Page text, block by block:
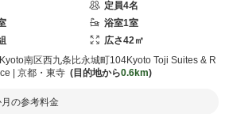
定員4名
浴室1室
広さ42㎡
Kyoto南区西九条比永城町104Kyoto Toji Suites & R
| 京都・東寺
目的地から0.6km
の参考料金